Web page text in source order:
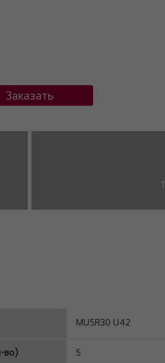
Заказать
MU5R30 U42
во) 5